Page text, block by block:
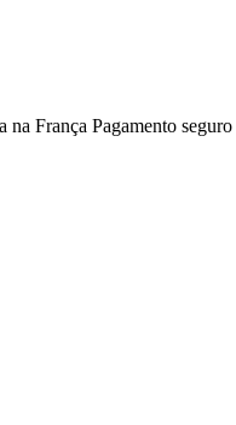
na França Pagamento seguro